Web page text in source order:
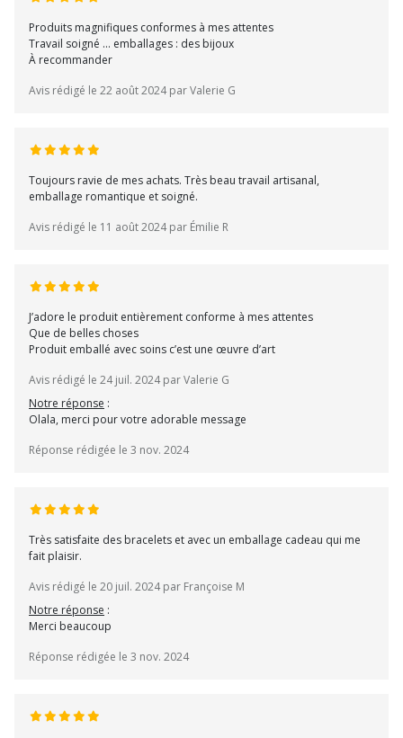
Produits magnifiques conformes à mes attentes
Travail soigné … emballages : des bijoux
À recommander
Avis rédigé le 22 août 2024 par Valerie G
Toujours ravie de mes achats. Très beau travail artisanal,
emballage romantique et soigné.
Avis rédigé le 11 août 2024 par Émilie R
J’adore le produit entièrement conforme à mes attentes
Que de belles choses
Produit emballé avec soins c’est une œuvre d’art
Avis rédigé le 24 juil. 2024 par Valerie G
Notre réponse :
Olala, merci pour votre adorable message
Réponse rédigée le 3 nov. 2024
Très satisfaite des bracelets et avec un emballage cadeau qui me
fait plaisir.
Avis rédigé le 20 juil. 2024 par Françoise M
Notre réponse :
Merci beaucoup
Réponse rédigée le 3 nov. 2024